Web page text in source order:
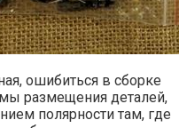
ошибиться в сборке
размещения деталей,
полярности там, где